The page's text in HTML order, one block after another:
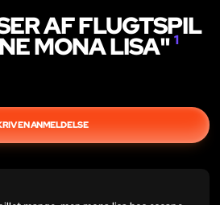
AF FLUGTSPIL
MONA LISA" 1
EN ANMELDELSE